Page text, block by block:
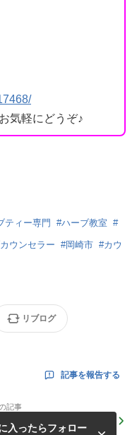
気軽にどうぞ♪
ティー専門 #ハーブ教室 #
ウンセラー #岡崎市 #カウ
リブログ
記事を報告する
記事
入ったらフォロー